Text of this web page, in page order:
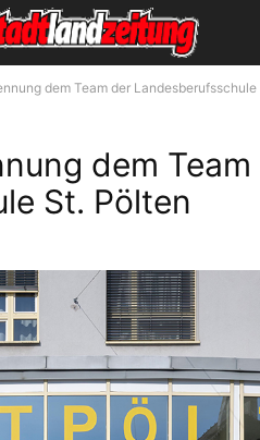
dem Team der Landesberufsschule
dem
St. Pölten